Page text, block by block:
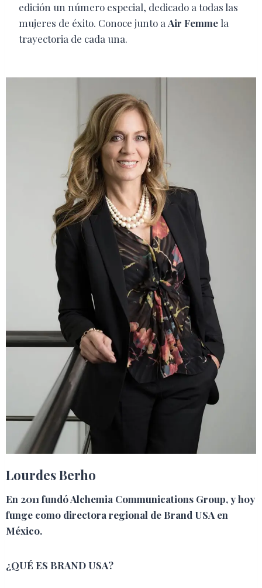
edición un número especial, dedicado a todas las
mujeres de éxito. Conoce junto a Air Femme la
trayectoria de cada una.
Lourdes Berho
En 2011 fundó Alchemia Communications Group, y hoy
funge como directora regional de Brand USA en
México.
¿QUÉ ES BRAND USA?